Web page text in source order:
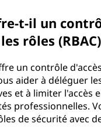
t-il un
rôles
un contrôle
aider à déléguer
et à limiter l'accès
professionnelles.
de sécurité avec